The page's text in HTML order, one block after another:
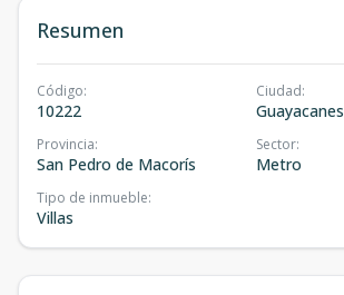
Resumen
Código:
10222
Ciudad:
Guayacanes
Provincia:
San Pedro de Macorís
Sector:
Metro
Tipo de inmueble:
Villas